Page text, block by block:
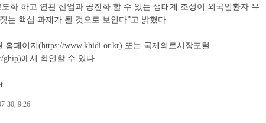
화 하고 연관 산업과 공진화 할 수 있는 생태계 조성이 외국인환자 유
는 핵심 과제가 될 것으로 보인다”고 밝혔다.
홈페이지(https://www.khidi.or.kr) 또는 국제의료시장포털
ghip)에서 확인할 수 있다.
30, 9:26